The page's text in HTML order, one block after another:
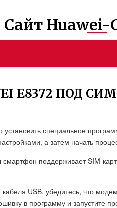
Сайт Huawei-
E8372 ПОД
специальное
а затем начать
поддерживает SIM-
USB, убедитесь, что
в программу и запустите